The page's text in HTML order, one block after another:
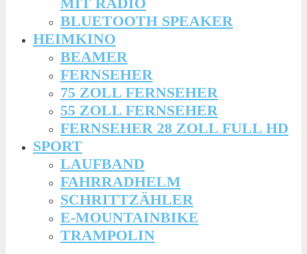
BLUETOOTH SPEAKER
HEIMKINO
BEAMER
FERNSEHER
75 ZOLL FERNSEHER
55 ZOLL FERNSEHER
FERNSEHER 28 ZOLL FULL HD
SPORT
LAUFBAND
FAHRRADHELM
SCHRITTZÄHLER
E-MOUNTAINBIKE
TRAMPOLIN